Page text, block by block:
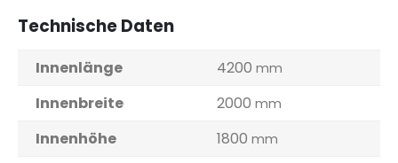
Technische Daten
Innenlänge 4200 mm
Innenbreite 2000 mm
Innenhöhe 1800 mm